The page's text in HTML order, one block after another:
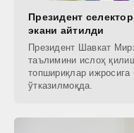
Президент
экани айтилди
Президент Шавкат
таълимини ислоҳ
топшириқлар
ўтказилмоқда.